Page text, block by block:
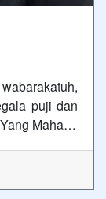
puji dan
Maha…